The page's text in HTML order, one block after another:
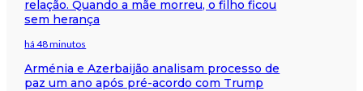
relação. Quando a mãe morreu, o filho ficou
sem herança
há 48 minutos
Arménia e Azerbaijão analisam processo de
paz um ano após pré-acordo com Trump